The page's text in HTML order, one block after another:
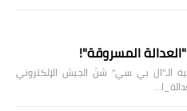
المسروقة"!
الـ"ال بي سي" شنّ الجيش الإلكتروني